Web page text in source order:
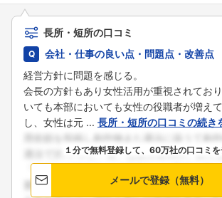
長所・短所の口コミ
会社・仕事の良い点・問題点・改善点
経営方針に問題を感じる。
会長の方針もあり女性活用が重視されてお
いても本部においても女性の役職者が増え
し、女性は元 ... 長所・短所の口コミの続き
１分で無料登録して、60万社の口コミ
メールで登録（無料）